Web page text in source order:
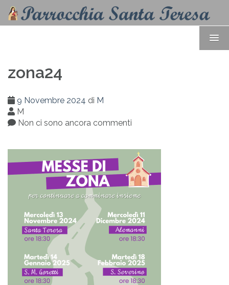
zona24
9 Novembre 2024 di M
M
Non ci sono ancora commenti